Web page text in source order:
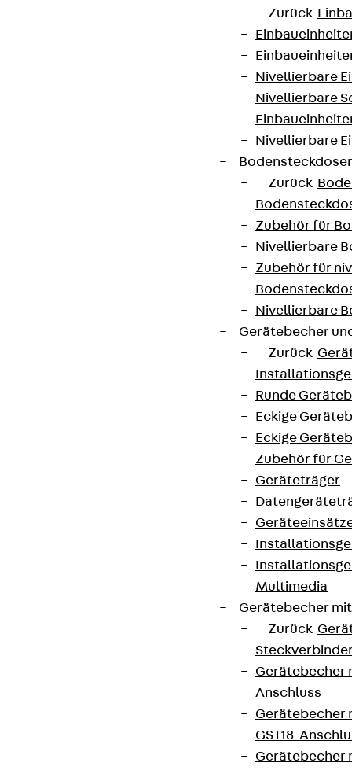
Zurück
Nivellierbare
Nivellierbare
Nivellierbare
Zurück
Zubehör für
Nivellierbare
Zubehör für
Nivellierbare
Gerätebecher
Zurück
Runde
Eckige
Eckige
Zubehör für
Geräteträger
Multimedia
Gerätebecher
Zurück
Gerätebecher
Anschluss
Gerätebecher
GST18-
Gerätebecher